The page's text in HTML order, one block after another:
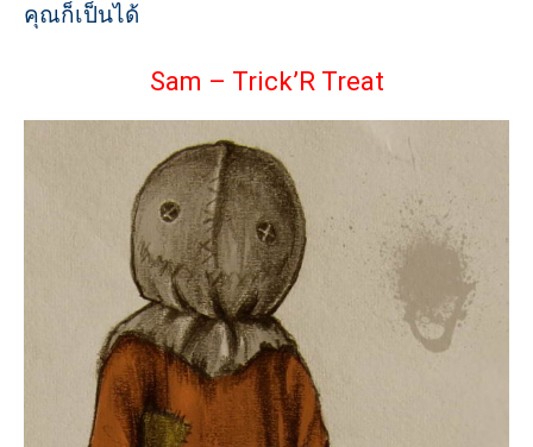
คุณก็เป็นได้
Sam – Trick’R Treat